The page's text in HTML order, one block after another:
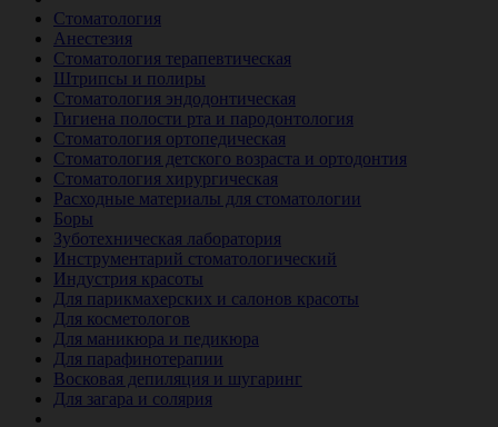
Стоматология
Анестезия
Стоматология терапевтическая
Штрипсы и полиры
Стоматология эндодонтическая
Гигиена полости рта и пародонтология
Стоматология ортопедическая
Стоматология детского возраста и ортодонтия
Стоматология хирургическая
Расходные материалы для стоматологии
Боры
Зуботехническая лаборатория
Инструментарий стоматологический
Индустрия красоты
Для парикмахерских и салонов красоты
Для косметологов
Для маникюра и педикюра
Для парафинотерапии
Восковая депиляция и шугаринг
Для загара и солярия